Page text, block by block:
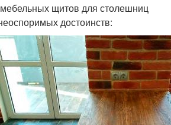
щитов для столешниц
достоинств: